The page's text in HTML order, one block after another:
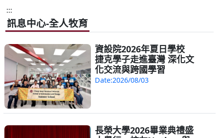
:::
訊息中心-全人牧育
資設院2026年夏日學校
捷克學子走進臺灣 深化文
化交流與跨國學習
Date:2026/08/03
長榮大學2026畢業典禮盛